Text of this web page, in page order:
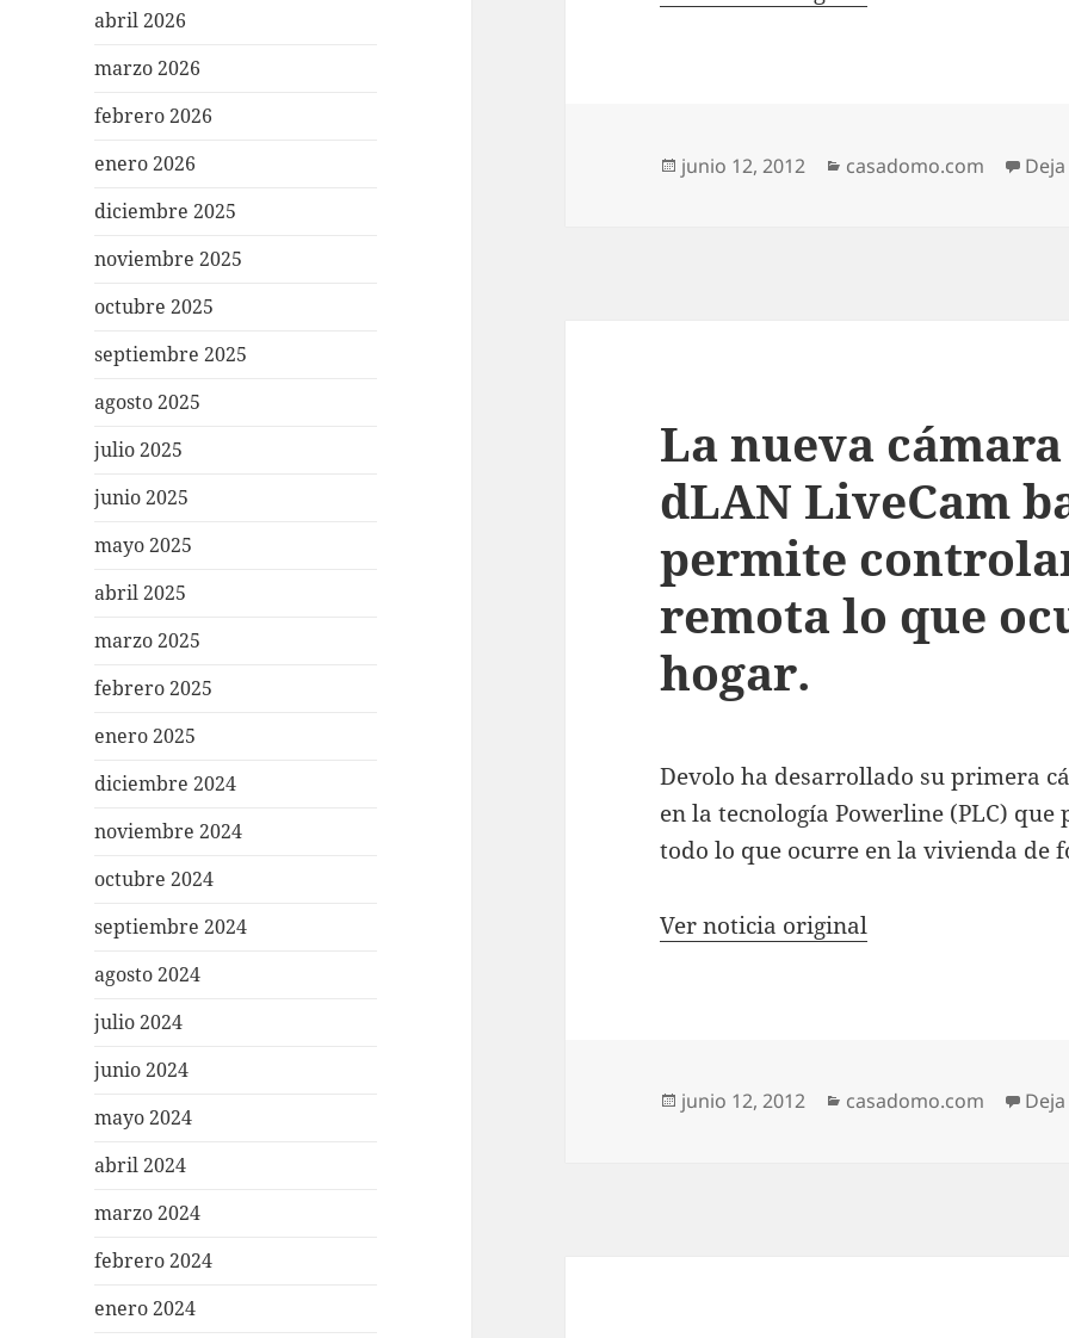
abril 2026
marzo 2026
febrero 2026
enero 2026
diciembre 2025
noviembre 2025
octubre 2025
septiembre 2025
agosto 2025
julio 2025
junio 2025
mayo 2025
abril 2025
marzo 2025
febrero 2025
enero 2025
diciembre 2024
noviembre 2024
octubre 2024
septiembre 2024
agosto 2024
julio 2024
junio 2024
mayo 2024
abril 2024
marzo 2024
febrero 2024
enero 2024
Publicado
junio 12, 2012 Categorías
casadomo.com
La nueva
dLAN LiveCam
permite
remota lo que
hogar.
Devolo ha desarrollado su primera
en la tecnología Powerline (PLC)
todo lo que ocurre en la vivienda de
Ver noticia original
Publicado
junio 12, 2012 Categorías
casadomo.com